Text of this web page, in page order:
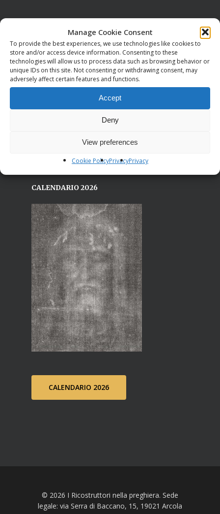
Manage Cookie Consent
To provide the best experiences, we use technologies like cookies to
store and/or access device information. Consenting to these
technologies will allow us to process data such as browsing behavior or
unique IDs on this site. Not consenting or withdrawing consent, may
adversely affect certain features and functions.
Accept
Deny
View preferences
Cookie PolicyPrivacyPrivacy
Sede legale:
Via Serra di Baccano, 15
19021 Arcola (Sp)
CALENDARIO 2026
CALENDARIO 2026
© 2026 I Ricostruttori nella preghiera. Sede
legale: via Serra di Baccano, 15, 19021 Arcola